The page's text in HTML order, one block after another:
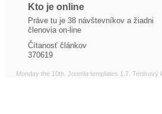
Kto je online
Práve tu je 38 návštevníkov a žiadni
členovia on-line
Čítanosť článkov
370619
Monday the 10th.Joomla templates 1.7 .